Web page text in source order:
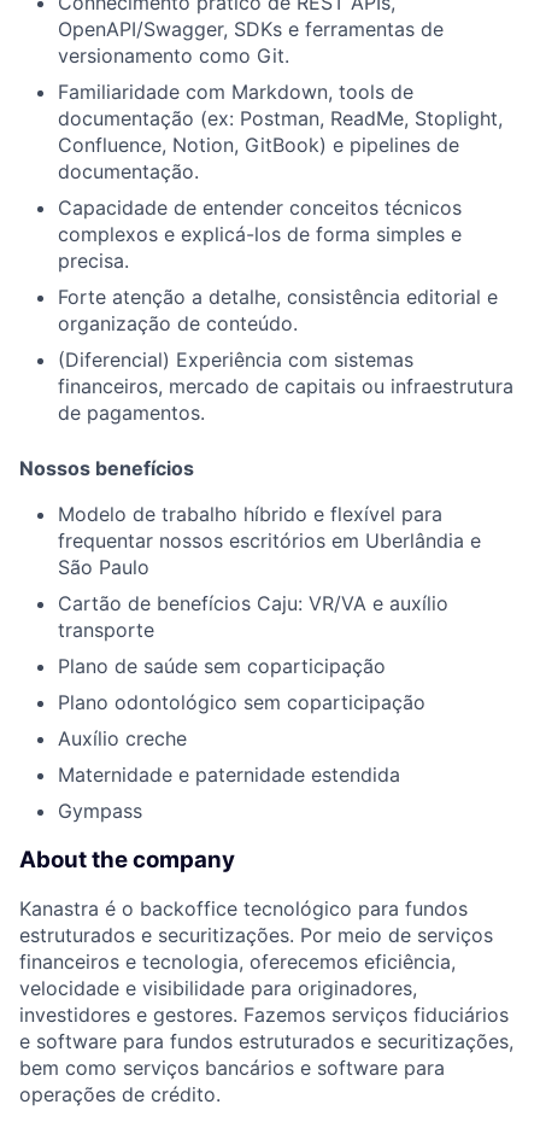
OpenAPI/Swagger, SDKs e ferramentas de
versionamento como Git.
Familiaridade com Markdown, tools de
documentação (ex: Postman, ReadMe, Stoplight,
Confluence, Notion, GitBook) e pipelines de
documentação.
Capacidade de entender conceitos técnicos
complexos e explicá-los de forma simples e
precisa.
Forte atenção a detalhe, consistência editorial e
organização de conteúdo.
(Diferencial) Experiência com sistemas
financeiros, mercado de capitais ou infraestrutura
de pagamentos.
Nossos benefícios
Modelo de trabalho híbrido e flexível para
frequentar nossos escritórios em Uberlândia e
São Paulo
Cartão de benefícios Caju: VR/VA e auxílio
transporte
Plano de saúde sem coparticipação
Plano odontológico sem coparticipação
Auxílio creche
Maternidade e paternidade estendida
Gympass
About the company
Kanastra é o backoffice tecnológico para fundos
estruturados e securitizações. Por meio de serviços
financeiros e tecnologia, oferecemos eficiência,
velocidade e visibilidade para originadores,
investidores e gestores. Fazemos serviços fiduciários
e software para fundos estruturados e securitizações,
bem como serviços bancários e software para
operações de crédito.